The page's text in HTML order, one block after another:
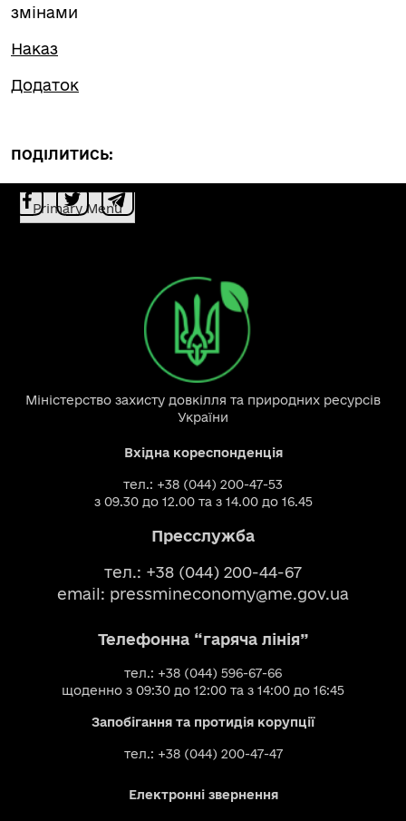
змінами
Наказ
Додаток
ПОДІЛИТИСЬ:
Primary Menu
Міністерство захисту довкілля та природних ресурсів
України
Вхідна кореспонденція
тел.: +38 (044) 200-47-53
з 09.30 до 12.00 та з 14.00 до 16.45
Пресслужба
тел.: +38 (044) 200-44-67
email: pressmineconomy@me.gov.ua
Телефонна “гаряча лінія”
тел.: +38 (044) 596-67-66
щоденно з 09:30 до 12:00 та з 14:00 до 16:45
Запобігання та протидія корупції
тел.: +38 (044) 200-47-47
Електронні звернення